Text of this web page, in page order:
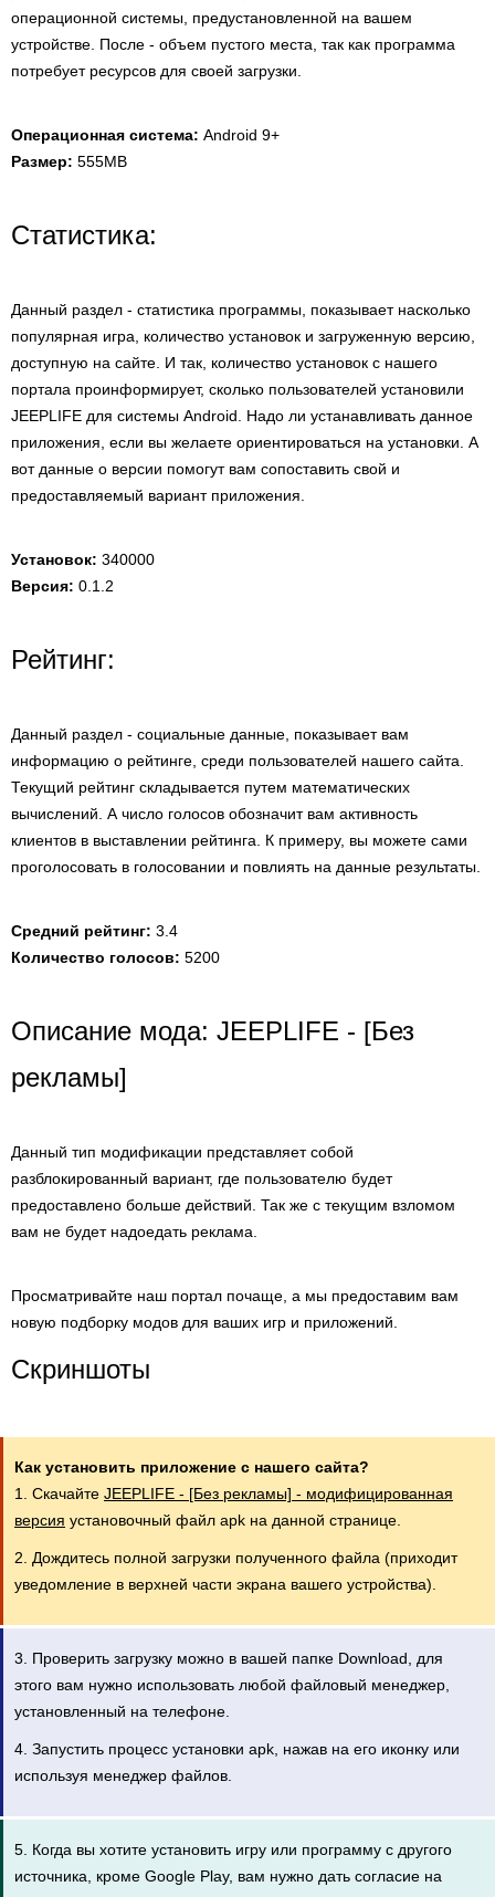
операционной системы, предустановленной на вашем
устройстве. После - объем пустого места, так как программа
потребует ресурсов для своей загрузки.
Операционная система: Android 9+
Размер: 555MB
Статистика:
Данный раздел - статистика программы, показывает насколько
популярная игра, количество установок и загруженную версию,
доступную на сайте. И так, количество установок с нашего
портала проинформирует, сколько пользователей установили
JEEPLIFE для системы Android. Надо ли устанавливать данное
приложения, если вы желаете ориентироваться на установки. А
вот данные о версии помогут вам сопоставить свой и
предоставляемый вариант приложения.
Установок: 340000
Версия: 0.1.2
Рейтинг:
Данный раздел - социальные данные, показывает вам
информацию о рейтинге, среди пользователей нашего сайта.
Текущий рейтинг складывается путем математических
вычислений. А число голосов обозначит вам активность
клиентов в выставлении рейтинга. К примеру, вы можете сами
проголосовать в голосовании и повлиять на данные результаты.
Средний рейтинг: 3.4
Количество голосов: 5200
Описание мода: JEEPLIFE - [Без
рекламы]
Данный тип модификации представляет собой
разблокированный вариант, где пользователю будет
предоставлено больше действий. Так же с текущим взломом
вам не будет надоедать реклама.
Просматривайте наш портал почаще, а мы предоставим вам
новую подборку модов для ваших игр и приложений.
Скриншоты
Как установить приложение с нашего сайта?
1. Скачайте JEEPLIFE - [Без рекламы] - модифицированная
версия установочный файл apk на данной странице.
2. Дождитесь полной загрузки полученного файла (приходит
уведомление в верхней части экрана вашего устройства).
3. Проверить загрузку можно в вашей папке Download, для
этого вам нужно использовать любой файловый менеджер,
установленный на телефоне.
4. Запустить процесс установки apk, нажав на его иконку или
используя менеджер файлов.
5. Когда вы хотите установить игру или программу с другого
источника, кроме Google Play, вам нужно дать согласие на